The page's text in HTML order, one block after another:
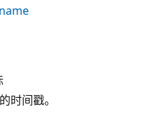
时间戳。